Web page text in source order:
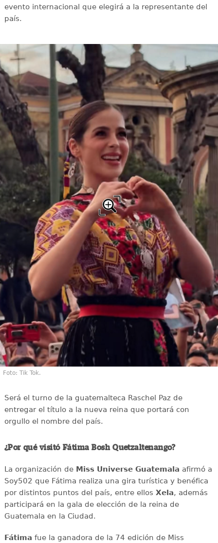
evento internacional que elegirá a la representante del
país.
Foto: Tik Tok.
Será el turno de la guatemalteca Raschel Paz de
entregar el título a la nueva reina que portará con
orgullo el nombre del país.
¿Por qué visitó Fátima Bosh Quetzaltenango?
La organización de Miss Universe Guatemala afirmó a
Soy502 que Fátima realiza una gira turística y benéfica
por distintos puntos del país, entre ellos Xela, además
participará en la gala de elección de la reina de
Guatemala en la Ciudad.
Fátima fue la ganadora de la 74 edición de Miss